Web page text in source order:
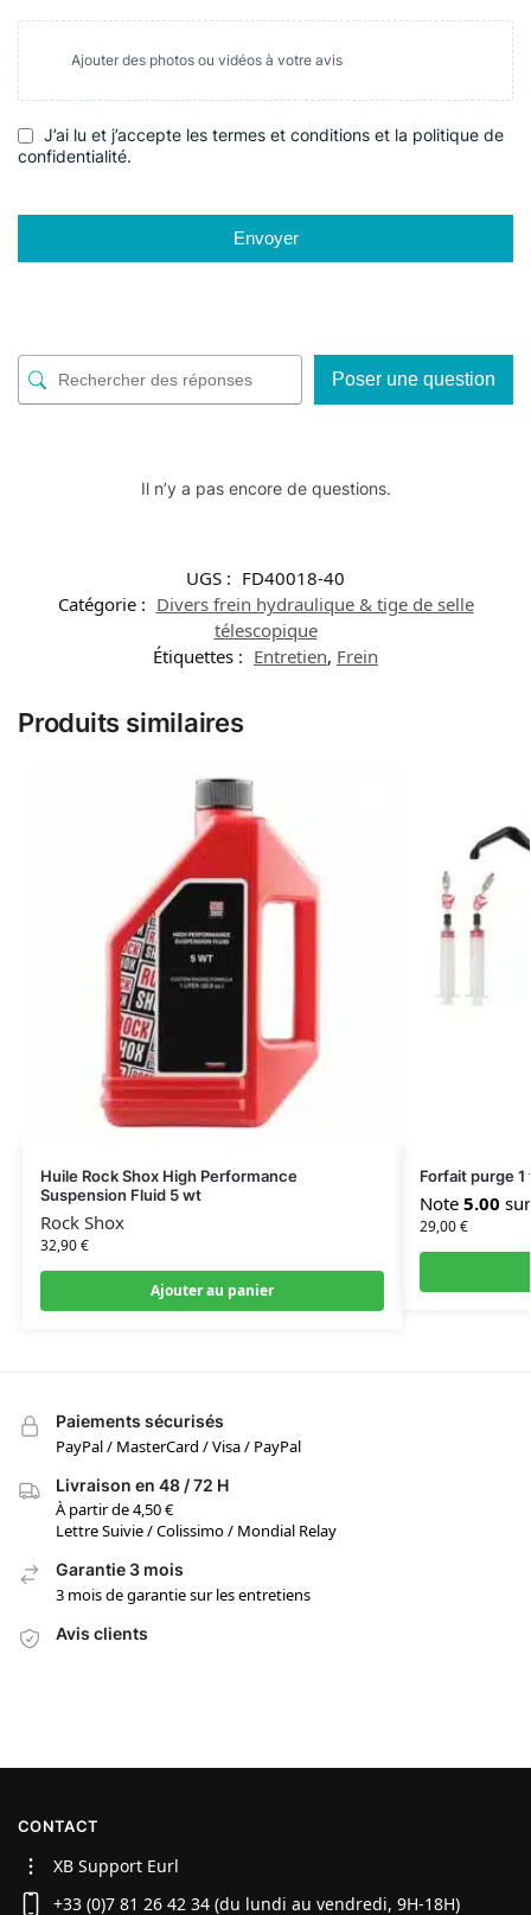
Ajouter des photos ou vidéos à votre avis
J’ai lu et j’accepte les termes et conditions et la politique de
confidentialité.
Envoyer
Poser une question
Il n’y a pas encore de questions.
UGS : FD40018-40
Catégorie : Divers frein hydraulique & tige de selle
télescopique
Étiquettes : Entretien, Frein
Produits similaires
Huile Rock Shox High Performance
Suspension Fluid 5 wt
Rock Shox
32,90€
Ajouter au panier
Forfait purge 1
Note 5.00
29,00€
Paiements sécurisés
PayPal / MasterCard / Visa / PayPal
Livraison en 48 / 72 H
À partir de 4,50 €
Lettre Suivie / Colissimo / Mondial Relay
Garantie 3 mois
3 mois de garantie sur les entretiens
Avis clients
CONTACT
XB Support Eurl
+33 (0)7 81 26 42 34 (du lundi au vendredi, 9H-18H)